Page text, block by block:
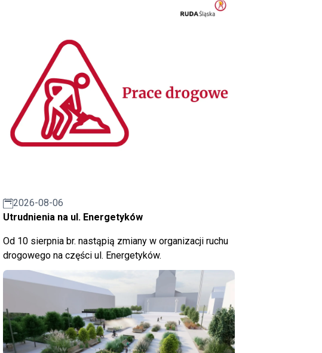
2026-08-06
Utrudnienia na ul. Energetyków
Od 10 sierpnia br. nastąpią zmiany w organizacji ruchu
drogowego na części ul. Energetyków.